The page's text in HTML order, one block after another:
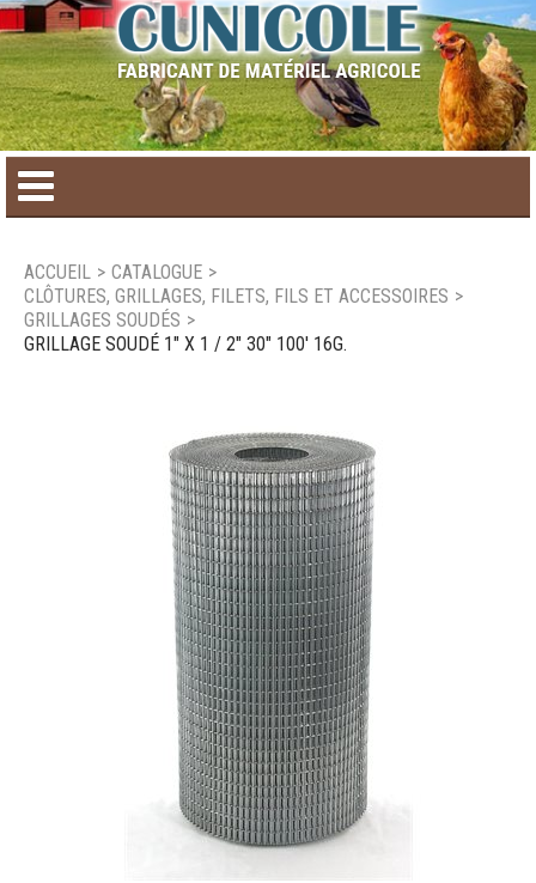
Catalogue de produit
Nouveaux produits
Nous joindre
ACCUEIL > CATALOGUE >
CLÔTURES, GRILLAGES, FILETS, FILS ET ACCESSOIRES >
GRILLAGES SOUDÉS >
GRILLAGE SOUDÉ 1" X 1 / 2" 30" 100' 16G.